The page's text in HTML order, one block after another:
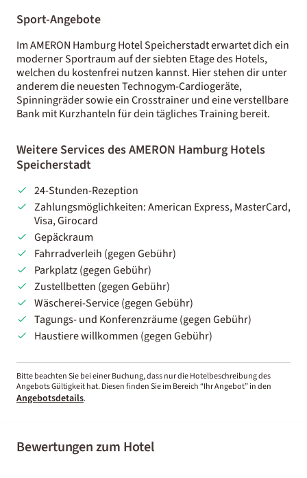
Sport-Angebote
Im AMERON Hamburg Hotel Speicherstadt erwartet dich ein
moderner Sportraum auf der siebten Etage des Hotels,
welchen du kostenfrei nutzen kannst. Hier stehen dir unter
anderem die neuesten Technogym-Cardiogeräte,
Spinningräder sowie ein Crosstrainer und eine verstellbare
Bank mit Kurzhanteln für dein tägliches Training bereit.
Weitere Services des AMERON Hamburg Hotels
Speicherstadt
24-Stunden-Rezeption
Zahlungsmöglichkeiten: American Express, MasterCard,
Visa, Girocard
Gepäckraum
Fahrradverleih (gegen Gebühr)
Parkplatz (gegen Gebühr)
Zustellbetten (gegen Gebühr)
Wäscherei-Service (gegen Gebühr)
Tagungs- und Konferenzräume (gegen Gebühr)
Haustiere willkommen (gegen Gebühr)
Bitte beachten Sie bei einer Buchung, dass nur die Hotelbeschreibung des
Angebots Gültigkeit hat. Diesen finden Sie im Bereich “Ihr Angebot” in den
Angebotsdetails.
Bewertungen zum Hotel